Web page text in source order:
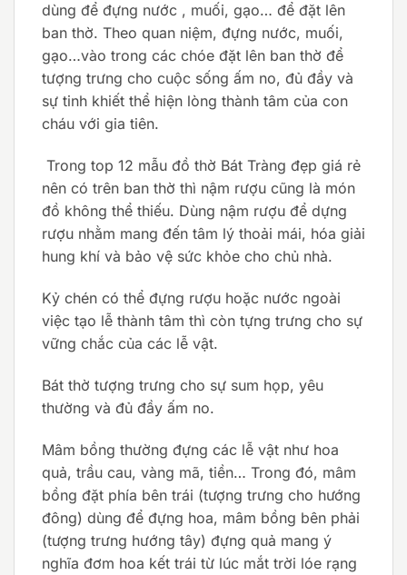
dùng để đựng nước , muối, gạo… để đặt lên
ban thờ. Theo quan niệm, đựng nước, muối,
gạo…vào trong các chóe đặt lên ban thờ để
tượng trưng cho cuộc sống ấm no, đủ đầy và
sự tinh khiết thể hiện lòng thành tâm của con
cháu với gia tiên.
Trong top 12 mẫu đồ thờ Bát Tràng đẹp giá rẻ
nên có trên ban thờ thì nậm rượu cũng là món
đồ không thể thiếu. Dùng nậm rượu để dựng
rượu nhằm mang đến tâm lý thoải mái, hóa giải
hung khí và bảo vệ sức khỏe cho chủ nhà.
Kỷ chén có thể đựng rượu hoặc nước ngoài
việc tạo lễ thành tâm thì còn tựng trưng cho sự
vững chắc của các lễ vật.
Bát thờ tượng trưng cho sự sum họp, yêu
thường và đủ đầy ấm no.
Mâm bồng thường đựng các lễ vật như hoa
quả, trầu cau, vàng mã, tiền… Trong đó, mâm
bồng đặt phía bên trái (tượng trưng cho hướng
đông) dùng để đựng hoa, mâm bồng bên phải
(tượng trưng hướng tây) đựng quả mang ý
nghĩa đơm hoa kết trái từ lúc mắt trời lóe rạng